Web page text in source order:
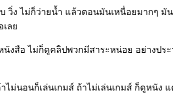
วิ่ง ไม่ก็ว่ายน้ำ แล้วตอนมันเหนื่อยมากๆ
ลย
งสือ ไม่ก็ดูคลิปพวกมีสาระหน่อย อย่างป
ม่นอนก็เล่นเกมส์ ถ้าไม่เล่นเกมส์ ก็ดูหนัง